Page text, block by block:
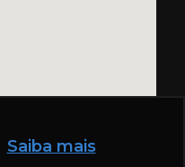
Saiba mais